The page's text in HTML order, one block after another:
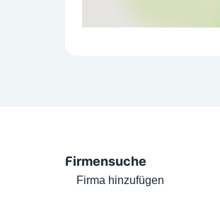
Firmensuche
Firma hinzufügen